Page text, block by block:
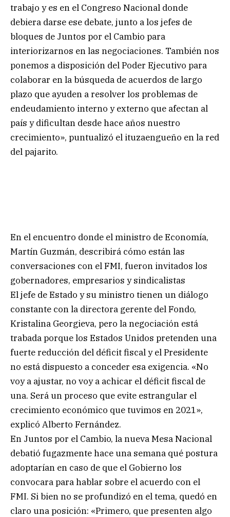
trabajo y es en el Congreso Nacional donde
debiera darse ese debate, junto a los jefes de
bloques de Juntos por el Cambio para
interiorizarnos en las negociaciones. También nos
ponemos a disposición del Poder Ejecutivo para
colaborar en la búsqueda de acuerdos de largo
plazo que ayuden a resolver los problemas de
endeudamiento interno y externo que afectan al
país y dificultan desde hace años nuestro
crecimiento», puntualizó el ituzaengueño en la red
del pajarito.
En el encuentro donde el ministro de Economía,
Martín Guzmán, describirá cómo están las
conversaciones con el FMI, fueron invitados los
gobernadores, empresarios y sindicalistas
El jefe de Estado y su ministro tienen un diálogo
constante con la directora gerente del Fondo,
Kristalina Georgieva, pero la negociación está
trabada porque los Estados Unidos pretenden una
fuerte reducción del déficit fiscal y el Presidente
no está dispuesto a conceder esa exigencia. «No
voy a ajustar, no voy a achicar el déficit fiscal de
una. Será un proceso que evite estrangular el
crecimiento económico que tuvimos en 2021»,
explicó Alberto Fernández.
En Juntos por el Cambio, la nueva Mesa Nacional
debatió fugazmente hace una semana qué postura
adoptarían en caso de que el Gobierno los
convocara para hablar sobre el acuerdo con el
FMI. Si bien no se profundizó en el tema, quedó en
claro una posición: «Primero, que presenten algo